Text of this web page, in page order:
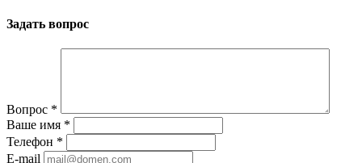
Задать вопрос
Вопрос *
Ваше имя *
Телефон *
E-mail